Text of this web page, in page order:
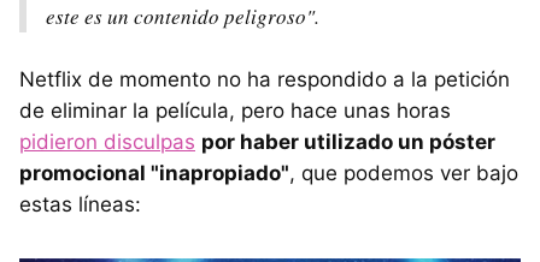
este es un contenido peligroso".
Netflix de momento no ha respondido a la petición
de eliminar la película, pero hace unas horas
pidieron disculpas por haber utilizado un póster
promocional "inapropiado", que podemos ver bajo
estas líneas: